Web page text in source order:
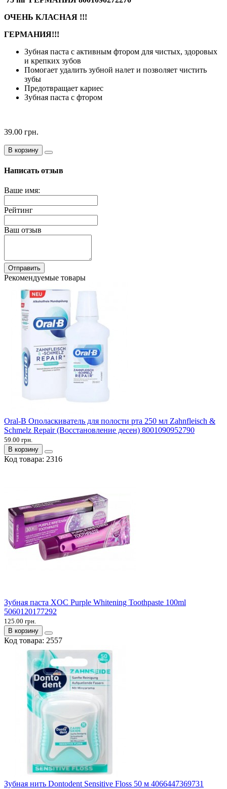
ОЧЕНЬ КЛАСНАЯ !!!
ГЕРМАНИЯ!!!
Зубная паста с активным фтором для чистых, здоровых
и крепких зубов
Помогает удалить зубной налет и позволяет чистить
зубы
Предотвращает кариес
Зубная паста с фтором
39.00 грн.
В корзину
Написать отзыв
Ваше имя:
Рейтинг
Ваш отзыв
Отправить
Рекомендуемые товары
Oral-B Ополаскиватель для полости рта 250 мл Zahnfleisch &
Schmelz Repair (Восстановление десен) 8001090952790
59.00 грн.
В корзину
Код товара: 2316
Зубная паста XOC Purple Whitening Toothpaste 100ml
5060120177292
125.00 грн.
В корзину
Код товара: 2557
Зубная нить Dontodent Sensitive Floss 50 м 4066447369731